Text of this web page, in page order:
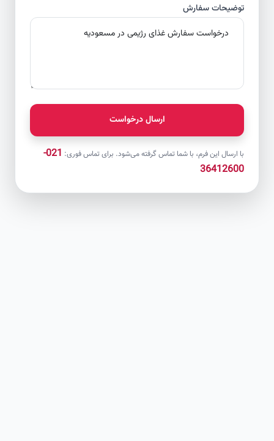
توضیحات سفارش
ارسال درخواست
با ارسال این فرم، با شما تماس گرفته می‌شود. برای تماس فوری:
021-
36412600